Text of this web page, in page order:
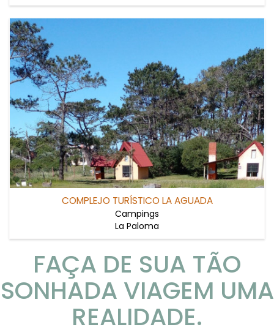
COMPLEJO TURÍSTICO LA AGUADA
Campings
La Paloma
FAÇA DE SUA TÃO
SONHADA VIAGEM UMA
REALIDADE.